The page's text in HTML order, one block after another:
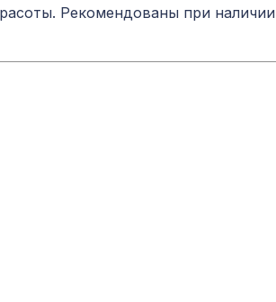
Рекомендованы при наличии